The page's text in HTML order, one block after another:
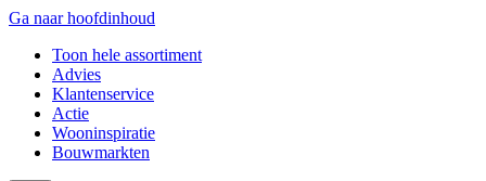
Ga naar hoofdinhoud
Toon hele assortiment
Advies
Klantenservice
Actie
Wooninspiratie
Bouwmarkten